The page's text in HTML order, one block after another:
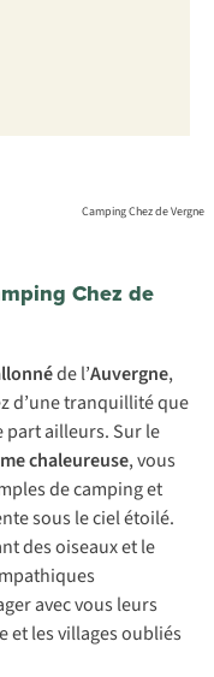
Camping Chez de Vergne
Chez de
de l’Auvergne,
d’une tranquillité que
ailleurs. Sur le
chaleureuse, vous
de camping et
sous le ciel étoilé.
des oiseaux et le
avec vous leurs
et les villages oubliés